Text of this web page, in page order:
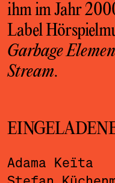
ihm im Jahr
Label
Garbage
Stream.
Adama Keïta